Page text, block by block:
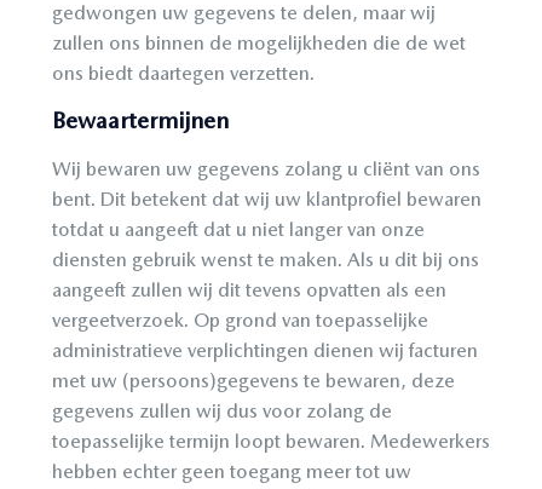
gedwongen uw gegevens te delen, maar wij
zullen ons binnen de mogelijkheden die de wet
ons biedt daartegen verzetten.
Bewaartermijnen
Wij bewaren uw gegevens zolang u cliënt van ons
bent. Dit betekent dat wij uw klantprofiel bewaren
totdat u aangeeft dat u niet langer van onze
diensten gebruik wenst te maken. Als u dit bij ons
aangeeft zullen wij dit tevens opvatten als een
vergeetverzoek. Op grond van toepasselijke
administratieve verplichtingen dienen wij facturen
met uw (persoons)gegevens te bewaren, deze
gegevens zullen wij dus voor zolang de
toepasselijke termijn loopt bewaren. Medewerkers
hebben echter geen toegang meer tot uw